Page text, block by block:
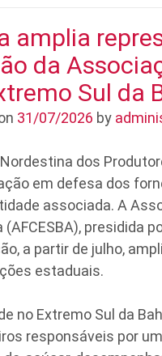
amplia
da
Sul da
31/07/2026 by
dos
em defesa dos
associada. A
(AFCESBA), presidida
a partir de julho,
estaduais.
no Extremo Sul da
responsáveis por